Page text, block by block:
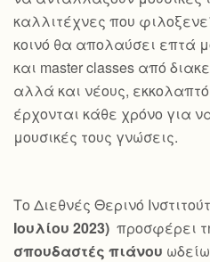
καλλιτέχνες που
κοινό θα απολαύσει επτά
και master classes από
αλλά και νέους,
έρχονται κάθε χρόνο για
μουσικές τους γνώσεις.
Το Διεθνές Θερινό
Ιουλίου 2023) προσφέρει
σπουδαστές πιάνου